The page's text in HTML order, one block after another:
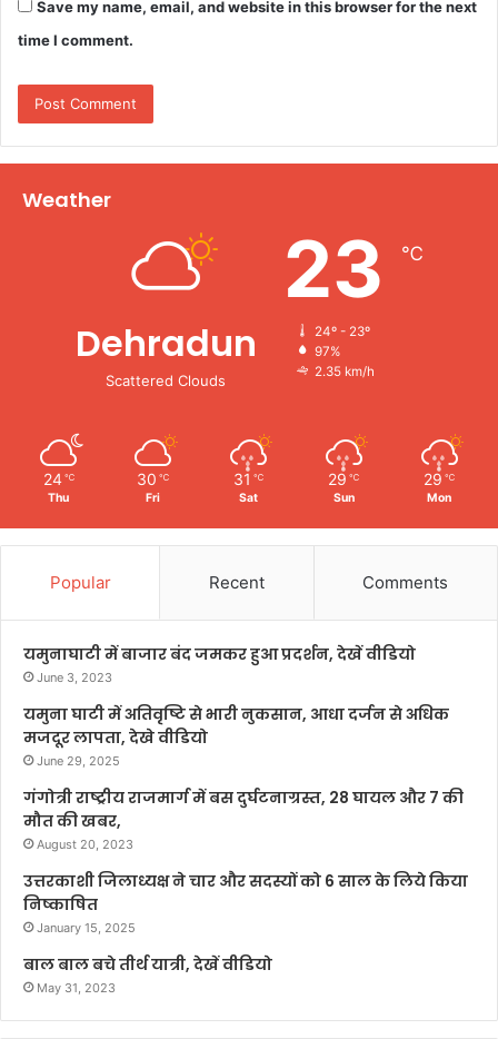
Save my name, email, and website in this browser for the next
time I comment.
Weather
Dehradun
Scattered Clouds
23 ℃
24º - 23º
97%
2.35 km/h
24 ℃
Thu
30 ℃
Fri
31 ℃
Sat
29 ℃
Sun
29 ℃
Mon
Popular Recent Comments
यमुनाघाटी में बाजार बंद जमकर हुआ प्रदर्शन, देखें वीडियो
June 3, 2023
यमुना घाटी में अतिवृष्टि से भारी नुकसान, आधा दर्जन से अधिक
मजदूर लापता, देखे वीडियो
June 29, 2025
गंगोत्री राष्ट्रीय राजमार्ग में बस दुर्घटनाग्रस्त, 28 घायल और 7 की
मौत की खबर,
August 20, 2023
उत्तरकाशी जिलाध्यक्ष ने चार और सदस्यों को 6 साल के लिये किया
निष्काषित
January 15, 2025
बाल बाल बचे तीर्थ यात्री, देखें वीडियो
May 31, 2023